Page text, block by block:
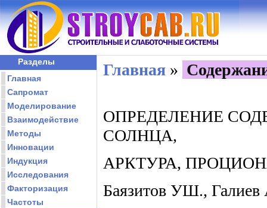
Разделы
Главная
Сапромат
Моделирование
Взаимодействие
Методы
Инновации
Индукция
Исследования
Факторизация
Частоты
Главная »
ОПРЕДЕЛЕНИЕ
СОЛНЦА,
АРКТУРА,
Баязитов УШ.,